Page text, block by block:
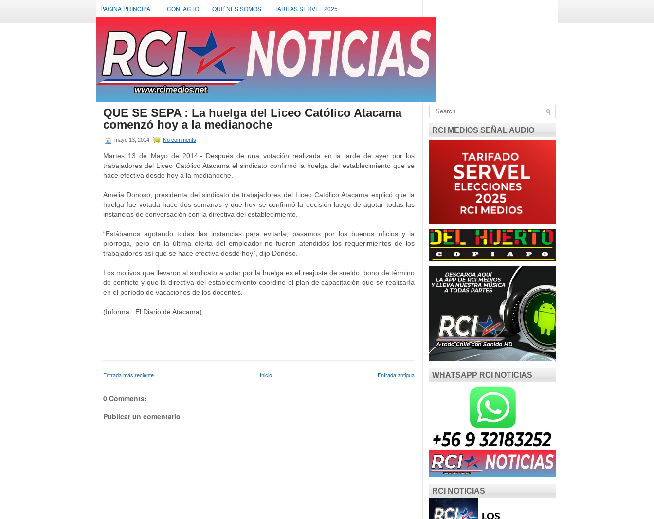
PÁGINA PRINCIPAL CONTACTO QUIÉNES SOMOS TARIFAS SERVEL 2025
QUE SE SEPA : La huelga del Liceo Católico Atacama
comenzó hoy a la medianoche
mayo 13, 2014 No comments
Martes 13 de Mayo de 2014.- Después de una votación realizada en la tarde de ayer por los
trabajadores del Liceo Católico Atacama el sindicato confirmó la huelga del establecimiento que se
hace efectiva desde hoy a la medianoche.
Amelia Donoso, presidenta del sindicato de trabajadores del Liceo Católico Atacama explicó que la
huelga fue votada hace dos semanas y que hoy se confirmó la decisión luego de agotar todas las
instancias de conversación con la directiva del establecimiento.
“Estábamos agotando todas las instancias para evitarla, pasamos por los buenos oficios y la
prórroga, pero en la última oferta del empleador no fueron atendidos los requerimientos de los
trabajadores así que se hace efectiva desde hoy”, dijo Donoso.
Los motivos que llevaron al sindicato a votar por la huelga es el reajuste de sueldo, bono de término
de conflicto y que la directiva del establecimiento coordine el plan de capacitación que se realizaría
en el período de vacaciones de los docentes.
(Informa : El Diario de Atacama)
Entrada más reciente Entrada antigua
Inicio
0 Comments:
Publicar un comentario
RCI MEDIOS SEÑAL AUDIO
WHATSAPP RCI NOTICIAS
RCI NOTICIAS